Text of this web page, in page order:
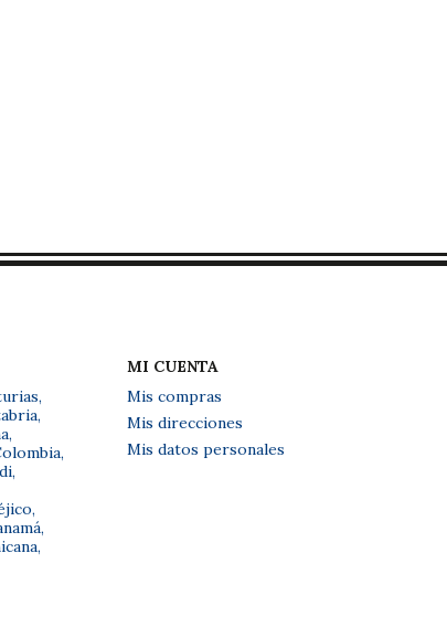
,
,
,
,
,
,
,
,
MI CUENTA
Mis compras
Mis direcciones
Mis datos personales